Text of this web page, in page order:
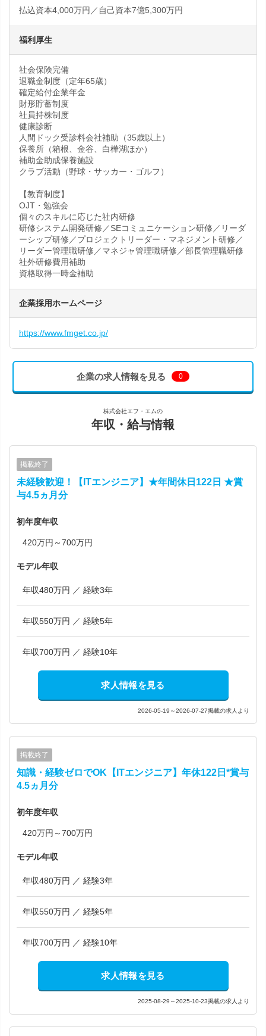
払込資本4,000万円／自己資本7億5,300万円
福利厚生
社会保険完備
退職金制度（定年65歳）
確定給付企業年金
財形貯蓄制度
社員持株制度
健康診断
人間ドック受診料会社補助（35歳以上）
保養所（箱根、金谷、白樺湖ほか）
補助金助成保養施設
クラブ活動（野球・サッカー・ゴルフ）
【教育制度】
OJT・勉強会
個々のスキルに応じた社内研修
研修システム開発研修／SEコミュニケーション研修／リーダ
ーシップ研修／プロジェクトリーダー・マネジメント研修／
リーダー管理職研修／マネジャ管理職研修／部長管理職研修
社外研修費用補助
資格取得一時金補助
企業採用ホームページ
https://www.fmget.co.jp/
企業の求人情報を見る 0
株式会社エフ・エムの
年収・給与情報
掲載終了
未経験歓迎！【ITエンジニア】★年間休日122日 ★賞
与4.5ヵ月分
初年度年収
420万円～700万円
モデル年収
年収480万円 ／ 経験3年
年収550万円 ／ 経験5年
年収700万円 ／ 経験10年
求人情報を見る
2026-05-19～2026-07-27掲載の求人より
掲載終了
知識・経験ゼロでOK【ITエンジニア】年休122日*賞与
4.5ヵ月分
初年度年収
420万円～700万円
モデル年収
年収480万円 ／ 経験3年
年収550万円 ／ 経験5年
年収700万円 ／ 経験10年
求人情報を見る
2025-08-29～2025-10-23掲載の求人より